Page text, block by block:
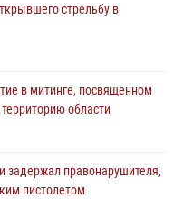
стрельбу в
в митинге, посвященном
области
задержал правонарушителя,
пистолетом